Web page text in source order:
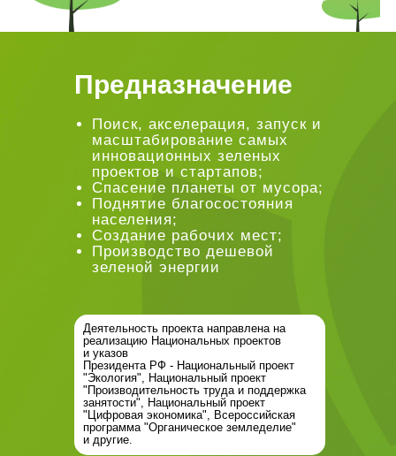
Предназначение
Поиск, акселерация, запуск и
масштабирование самых
инновационных зеленых
проектов и стартапов;
Спасение планеты от мусора;
Поднятие благосостояния
населения;
Создание рабочих мест;
Производство дешевой
зеленой энергии
Деятельность проекта направлена на
реализацию Национальных проектов
и указов
Президента РФ - Национальный проект
"Экология", Национальный проект
"Производительность труда и поддержка
занятости", Национальный проект
"Цифровая экономика", Всероссийская
программа "Органическое земледелие"
и другие.